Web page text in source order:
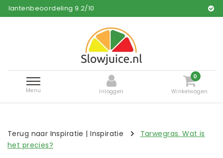
Gratis en snelle levering*
Menu Inloggen
0
Winkelwagen
Terug naar Inspiratie |Inspiratie
Tarwegras. Wat is
het precies?